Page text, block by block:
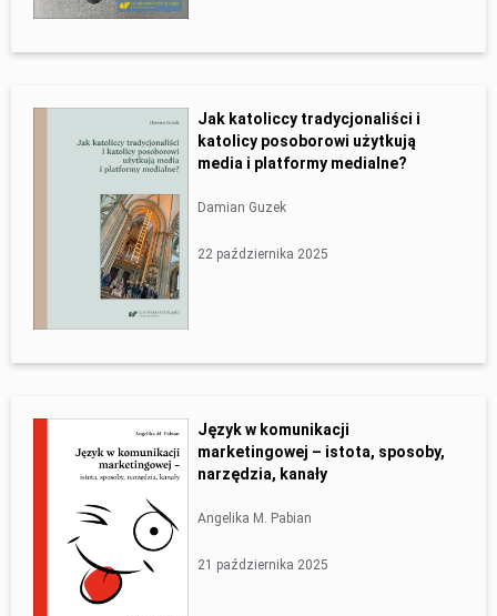
Jak katoliccy tradycjonaliści i
katolicy posoborowi użytkują
media i platformy medialne?
Damian Guzek
22 października 2025
Język w komunikacji
marketingowej – istota, sposoby,
narzędzia, kanały
Angelika M. Pabian
21 października 2025